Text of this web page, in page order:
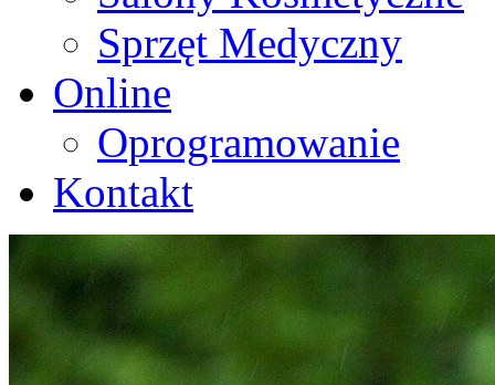
Sprzęt Medyczny
Online
Oprogramowanie
Kontakt